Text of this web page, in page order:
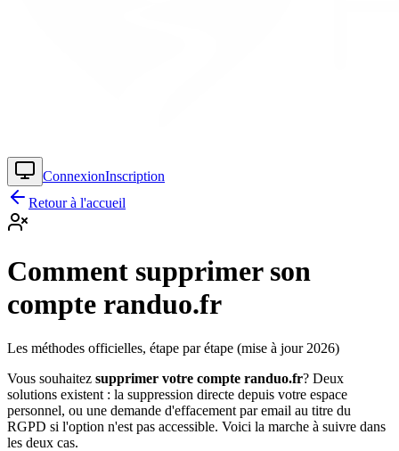
ConnexionInscription
Retour à l'accueil
Comment supprimer son
compte randuo.fr
Les méthodes officielles, étape par étape (mise à jour 2026)
Vous souhaitez supprimer votre compte randuo.fr? Deux
solutions existent : la suppression directe depuis votre espace
personnel, ou une demande d'effacement par email au titre du
RGPD si l'option n'est pas accessible. Voici la marche à suivre dans
les deux cas.